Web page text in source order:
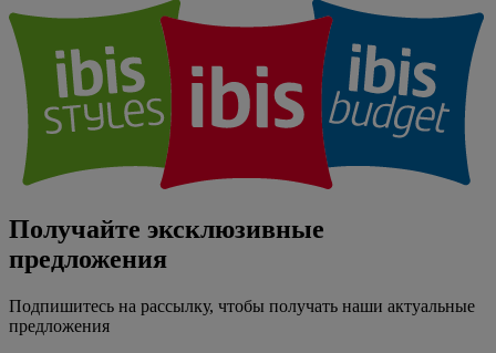
Получайте эксклюзивные
предложения
Подпишитесь на рассылку, чтобы получать наши актуальные
предложения